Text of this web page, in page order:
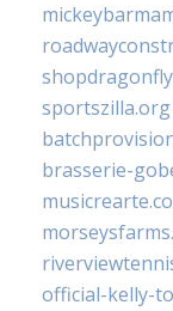
sportszilla.org
brasserie-
official-kelly-